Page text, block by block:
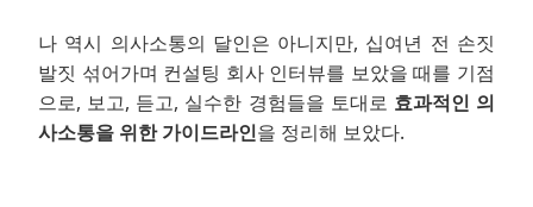
나 역시 의사소통의 달인은 아니지만, 십여년 전 손짓
발짓 섞어가며 컨설팅 회사 인터뷰를 보았을 때를 기점
으로, 보고, 듣고, 실수한 경험들을 토대로 효과적인 의
사소통을 위한 가이드라인을 정리해 보았다.